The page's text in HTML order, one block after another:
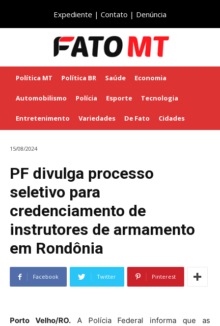
Expediente | Contato | Denúncia
Política MT Política BR Saúde Economia
Automobilismo Polícia Esporte Tecnologia
Entretenimento Variedades De Fato Cidades
15/08/2024
PF divulga processo
seletivo para
credenciamento de
instrutores de armamento
em Rondônia
Facebook Twitter Pinterest
Porto Velho/RO.A Polícia Federal informa que as